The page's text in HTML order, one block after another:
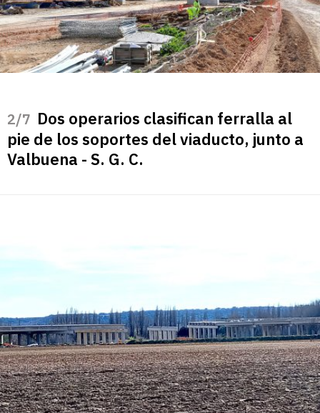
/7 Dos operarios clasifican ferralla al
pie de los soportes del viaducto, junto a
Valbuena - S. G. C.